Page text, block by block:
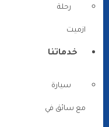
رحلة
ازميت
خدماتنا
سيارة
مع سائق في